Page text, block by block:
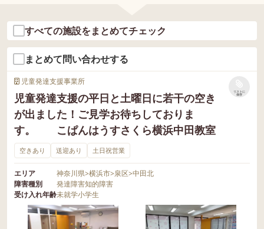
すべての施設をまとめてチェック
まとめて問い合わせする
児童発達支援事業所
児童発達支援の平日と土曜日に若干の空き
が出ました！ご見学お待ちしておりま
す。 こぱんはうすさくら横浜中田教室
リストに
保存
空きあり 送迎あり 土日祝営業
エリア 神奈川県>横浜市>泉区>中田北
障害種別
発達障害知的障害
受け入れ年齢未就学小学生